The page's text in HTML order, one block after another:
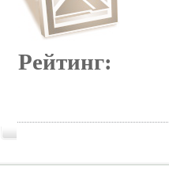
Рейтинг: